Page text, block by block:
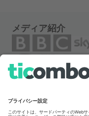
メディア紹介